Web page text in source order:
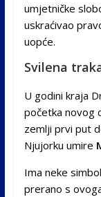
umjetničke
uskraćivao
uopće.
Svilena
U godini kraja
početka novog
zemlji prvi put
Njujorku umire
Ima neke
prerano s